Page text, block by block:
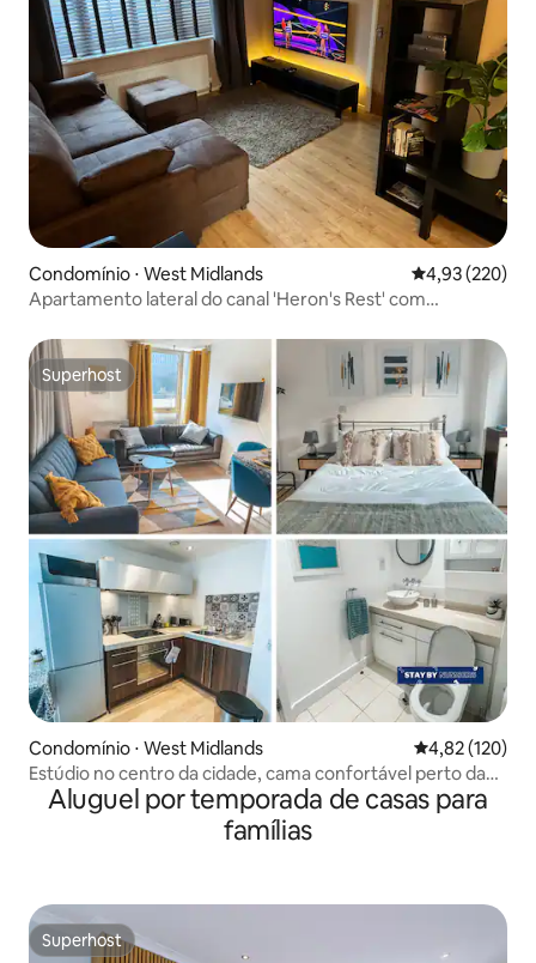
Condomínio ⋅ West Midlands 4,93 de uma
4,93 (220)
Apartamento lateral do canal 'Heron's Rest' com
Superhost
Superhost
Condomínio ⋅ West Midlands 4,82 de uma
4,82 (120)
Estúdio no centro da cidade, cama confortável perto da
estação New St.
Aluguel por temporada de casas para
famílias
Superhost
Superhost